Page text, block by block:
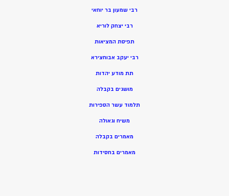
רבי שמעון בר יוחאי
רבי יצחק לוריא
תפיסת המציאות
רבי יעקב אבוחצירא
תת מודע יהדות
מושגים בקבלה
תלמוד עשר הספירות
משיח וגאולה
מאמרים בקבלה
מאמרים בחסידות